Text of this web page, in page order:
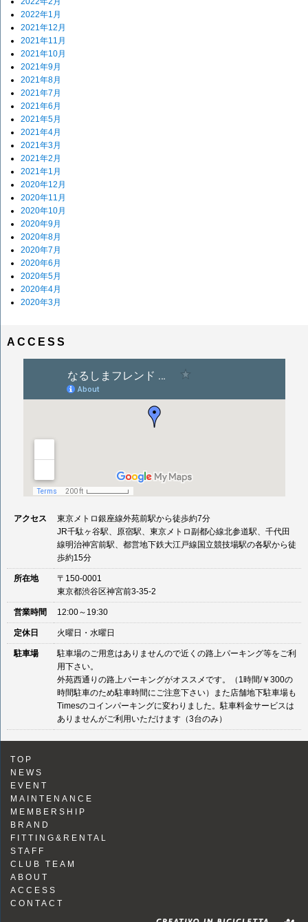
2022年1月
2021年12月
2021年11月
2021年10月
2021年9月
2021年8月
2021年7月
2021年6月
2021年5月
2021年4月
2021年3月
2021年2月
2021年1月
2020年12月
2020年11月
2020年10月
2020年9月
2020年8月
2020年7月
2020年6月
2020年5月
2020年4月
2020年3月
ACCESS
アクセス
東京メトロ銀座線外苑前駅から徒歩約7分
JR千駄ヶ谷駅、原宿駅、東京メトロ副都心線北参道駅、千代田
線明治神宮前駅、都営地下鉄大江戸線国立競技場駅の各駅から徒
歩約15分
所在地
〒150-0001
東京都渋谷区神宮前3-35-2
営業時間 12:00～19:30
定休日 火曜日・水曜日
駐車場
駐車場のご用意はありませんので近くの路上パーキング等をご利
用下さい。
外苑西通りの路上パーキングがオススメです。（1時間/￥300の
時間駐車のため駐車時間にご注意下さい）また店舗地下駐車場も
Timesのコインパーキングに変わりました。駐車料金サービスは
ありませんがご利用いただけます（3台のみ）
TOP
NEWS
EVENT
MAINTENANCE
MEMBERSHIP
BRAND
FITTING&RENTAL
STAFF
CLUB TEAM
ABOUT
ACCESS
CONTACT